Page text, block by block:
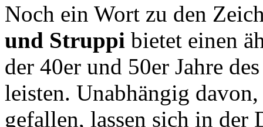
Noch ein Wort zu den
und Struppi bietet einen
der 40er und 50er Jahre
leisten. Unabhängig
gefallen, lassen sich in